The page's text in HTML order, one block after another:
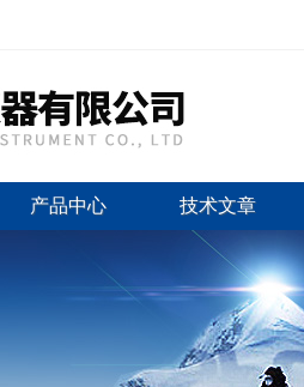
产品中心 技术文章